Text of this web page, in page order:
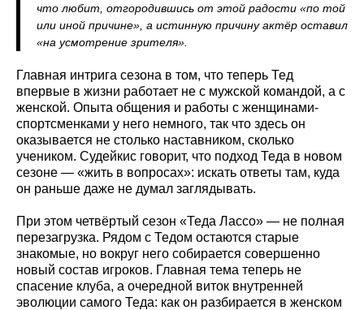
что любит, отгородившись от этой радости «по той
или иной причине», а истинную причину актёр оставил
«на усмотрение зрителя».
Главная интрига сезона в том, что теперь Тед
впервые в жизни работает не с мужской командой, а с
женской. Опыта общения и работы с женщинами-
спортсменками у него немного, так что здесь он
оказывается не столько наставником, сколько
учеником. Судейкис говорит, что подход Теда в новом
сезоне — «жить в вопросах»: искать ответы там, куда
он раньше даже не думал заглядывать.
При этом четвёртый сезон «Теда Лассо» — не полная
перезагрузка. Рядом с Тедом остаются старые
знакомые, но вокруг него собирается совершенно
новый состав игроков. Главная тема теперь не
спасение клуба, а очередной виток внутренней
эволюции самого Теда: как он разбирается в женском